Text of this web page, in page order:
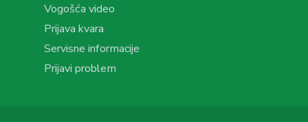
Vogošća video
Prijava kvara
Servisne informacije
Prijavi problem